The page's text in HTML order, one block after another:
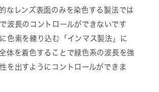
なレンズ表面のみを染色する製法では
波長のコントロールができないです
色素を練り込む「インマス製法」に
体を着色することで緑色系の波長を強
を出すようにコントロールができま